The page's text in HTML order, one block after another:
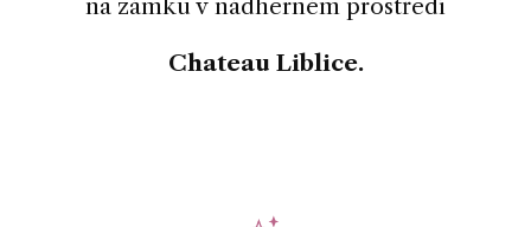
na zámku v nádherném prostředí
Chateau Liblice.